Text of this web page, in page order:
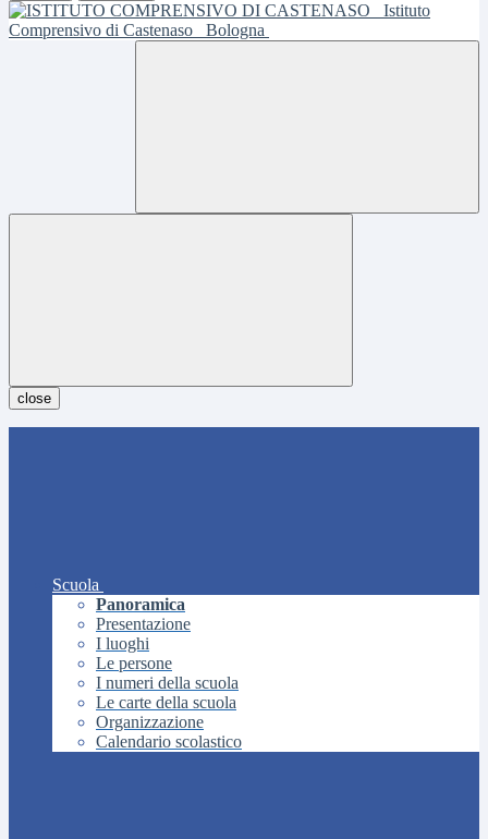
Istituto
Comprensivo di Castenaso
Bologna
close
Scuola
Panoramica
Presentazione
I luoghi
Le persone
I numeri della scuola
Le carte della scuola
Organizzazione
Calendario scolastico